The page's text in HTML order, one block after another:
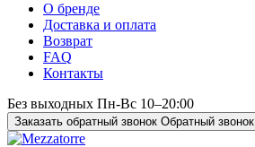
О бренде
Доставка и оплата
Возврат
FAQ
Контакты
Без выходных Пн-Вс 10–20:00
Заказать обратный звонок Обратный звонок